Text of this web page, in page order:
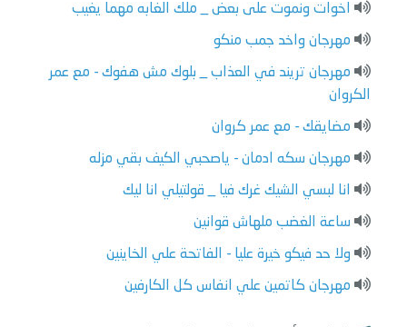
اخوات ونموت على بعض _ ملك الغابه مهما يغيب
مهرجان واخد جمب منكو
مهرجان تريند في العذاب _ بلوك مش هفوك - مع عمر
الكروان
مضايقك - مع عمر كروان
مهرجان سكه ادمان - ياصحبي الكيف بقي مزله
انا لبسي الشيك غرك فيا _ قولتيلي انا ليك
ساعة الغضب ملهاش قوانين
ولا حد فيكو خيرة عليا - الفاتحة علي الخاينين
مهرجان كاتمين علي انفاس كل الكارفين